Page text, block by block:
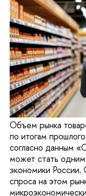
Объем рынка
по итогам
согласно данным
может стать одним
экономики
спроса на этом